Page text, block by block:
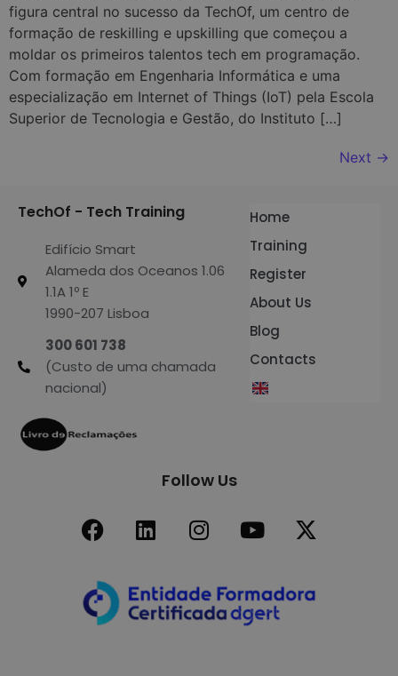
figura central no sucesso da TechOf, um centro de
formação de reskilling e upskilling que começou a
moldar os primeiros talentos tech em programação.
Com formação em Engenharia Informática e uma
especialização em Internet of Things (IoT) pela Escola
Superior de Tecnologia e Gestão, do Instituto […]
Next →
TechOf - Tech Training
Edifício Smart
Alameda dos Oceanos 1.06
1.1A 1º E
1990-207 Lisboa
300 601 738
(Custo de uma chamada
nacional)
Home
Training
Register
About Us
Blog
Contacts
Follow Us